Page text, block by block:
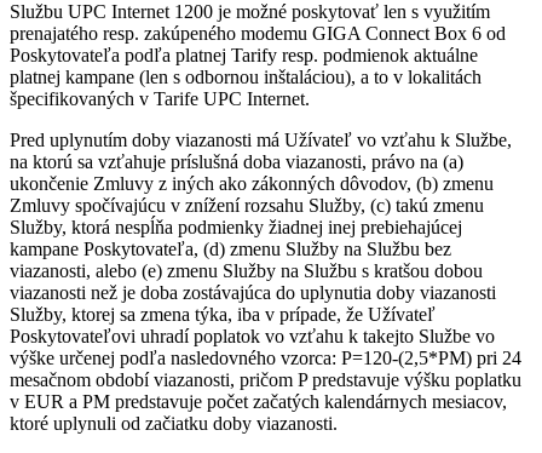
Službu UPC Internet 1200 je možné poskytovať len s využitím
prenajatého resp. zakúpeného modemu GIGA Connect Box 6 od
Poskytovateľa podľa platnej Tarify resp. podmienok aktuálne
platnej kampane (len s odbornou inštaláciou), a to v lokalitách
špecifikovaných v Tarife UPC Internet.
Pred uplynutím doby viazanosti má Užívateľ vo vzťahu k Službe,
na ktorú sa vzťahuje príslušná doba viazanosti, právo na (a)
ukončenie Zmluvy z iných ako zákonných dôvodov, (b) zmenu
Zmluvy spočívajúcu v znížení rozsahu Služby, (c) takú zmenu
Služby, ktorá nespĺňa podmienky žiadnej inej prebiehajúcej
kampane Poskytovateľa, (d) zmenu Služby na Službu bez
viazanosti, alebo (e) zmenu Služby na Službu s kratšou dobou
viazanosti než je doba zostávajúca do uplynutia doby viazanosti
Služby, ktorej sa zmena týka, iba v prípade, že Užívateľ
Poskytovateľovi uhradí poplatok vo vzťahu k takejto Službe vo
výške určenej podľa nasledovného vzorca: P=120-(2,5*PM) pri 24
mesačnom období viazanosti, pričom P predstavuje výšku poplatku
v EUR a PM predstavuje počet začatých kalendárnych mesiacov,
ktoré uplynuli od začiatku doby viazanosti.